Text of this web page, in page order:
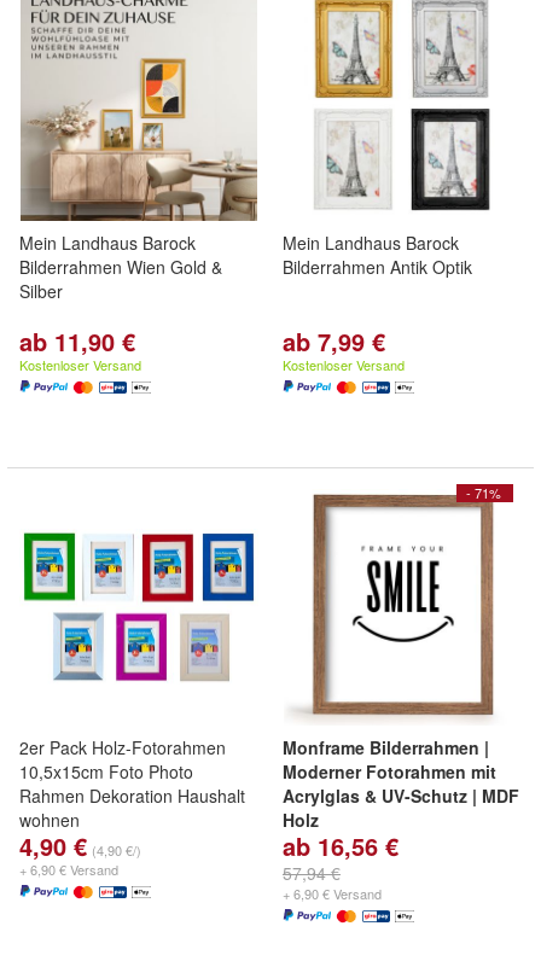
Mein Landhaus Barock
Bilderrahmen Wien Gold &
Silber
ab 11,90 €
Kostenloser Versand
Mein Landhaus Barock
Bilderrahmen Antik Optik
ab 7,99 €
Kostenloser Versand
2er Pack Holz-Fotorahmen
10,5x15cm Foto Photo
Rahmen Dekoration Haushalt
wohnen
4,90 € (4,90 €/)
+ 6,90 € Versand
- 71%
Monframe Bilderrahmen |
Moderner Fotorahmen mit
Acrylglas & UV-Schutz | MDF
Holz
Ideal für Fotos, Puzzles, Poster
und Kunstbilder
ab 16,56 €
57,94 €
+ 6,90 € Versand